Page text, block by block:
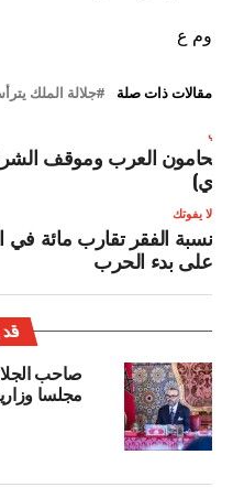
وم ع
مقالات ذات صلة جلالة الملك
العرب وموقف
لا يفوتك
نسبة الفقر تقارب مائة
على بدء الحرب
صاحب
مجلسا